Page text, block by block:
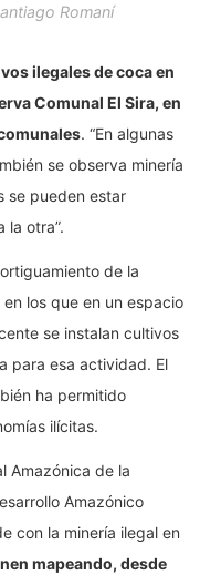
Romaní
ilegales de coca en
Comunal El Sira, en
. “En algunas
se observa minería
se pueden estar
la otra”.
de la
los que en un espacio
se instalan cultivos
para esa actividad. El
ha permitido
ilícitas.
Amazónica de la
Amazónico
con la minería ilegal en
mapeando, desde